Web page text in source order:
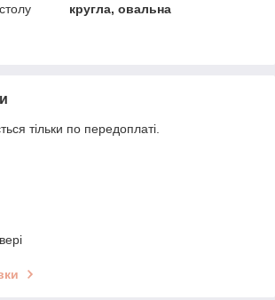
кругла, овальна
тільки по передоплаті.